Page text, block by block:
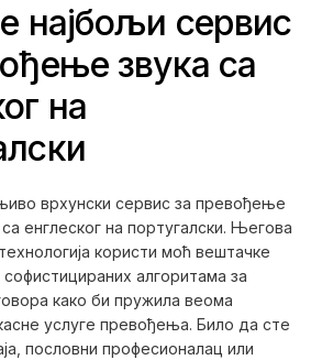
најбољи сервис
звука са
на
врхунски сервис за превођење
енглеског на португалски. Његова
користи моћ вештачке
софистицираних алгоритама за
како би пружила веома
услуге превођења. Било да сте
пословни професионалац или